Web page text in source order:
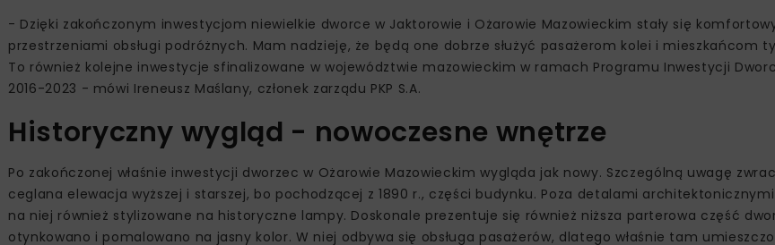
- Dzięki zakończonym inwestycjom niewielkie dworce w Jaktorowie i Ożarowie Mazowieckim stały się
przestrzeniami obsługi podróżnych. Mam nadzieję, że będą one dobrze służyć pasażerom kolei i mieszkańcom
To również kolejne inwestycje sfinalizowane w województwie mazowieckim w ramach Programu Inwestycji
2016-2023 - mówi Ireneusz Maślany, członek zarządu PKP S.A.
Historyczny wygląd - nowoczesne wnętrze
Po zakończonej właśnie inwestycji dworzec w Ożarowie Mazowieckim wygląda jak nowy. Szczególną uwagę
ceglana elewacja wyższej i starszej, bo pochodzącej z 1890 r., części budynku. Poza detalami
na niej również stylizowane na historyczne lampy. Doskonale prezentuje się również niższa parterowa część
otynkowano i pomalowano na jasny kolor. W niej odbywa się obsługa pasażerów, dlatego właśnie tam